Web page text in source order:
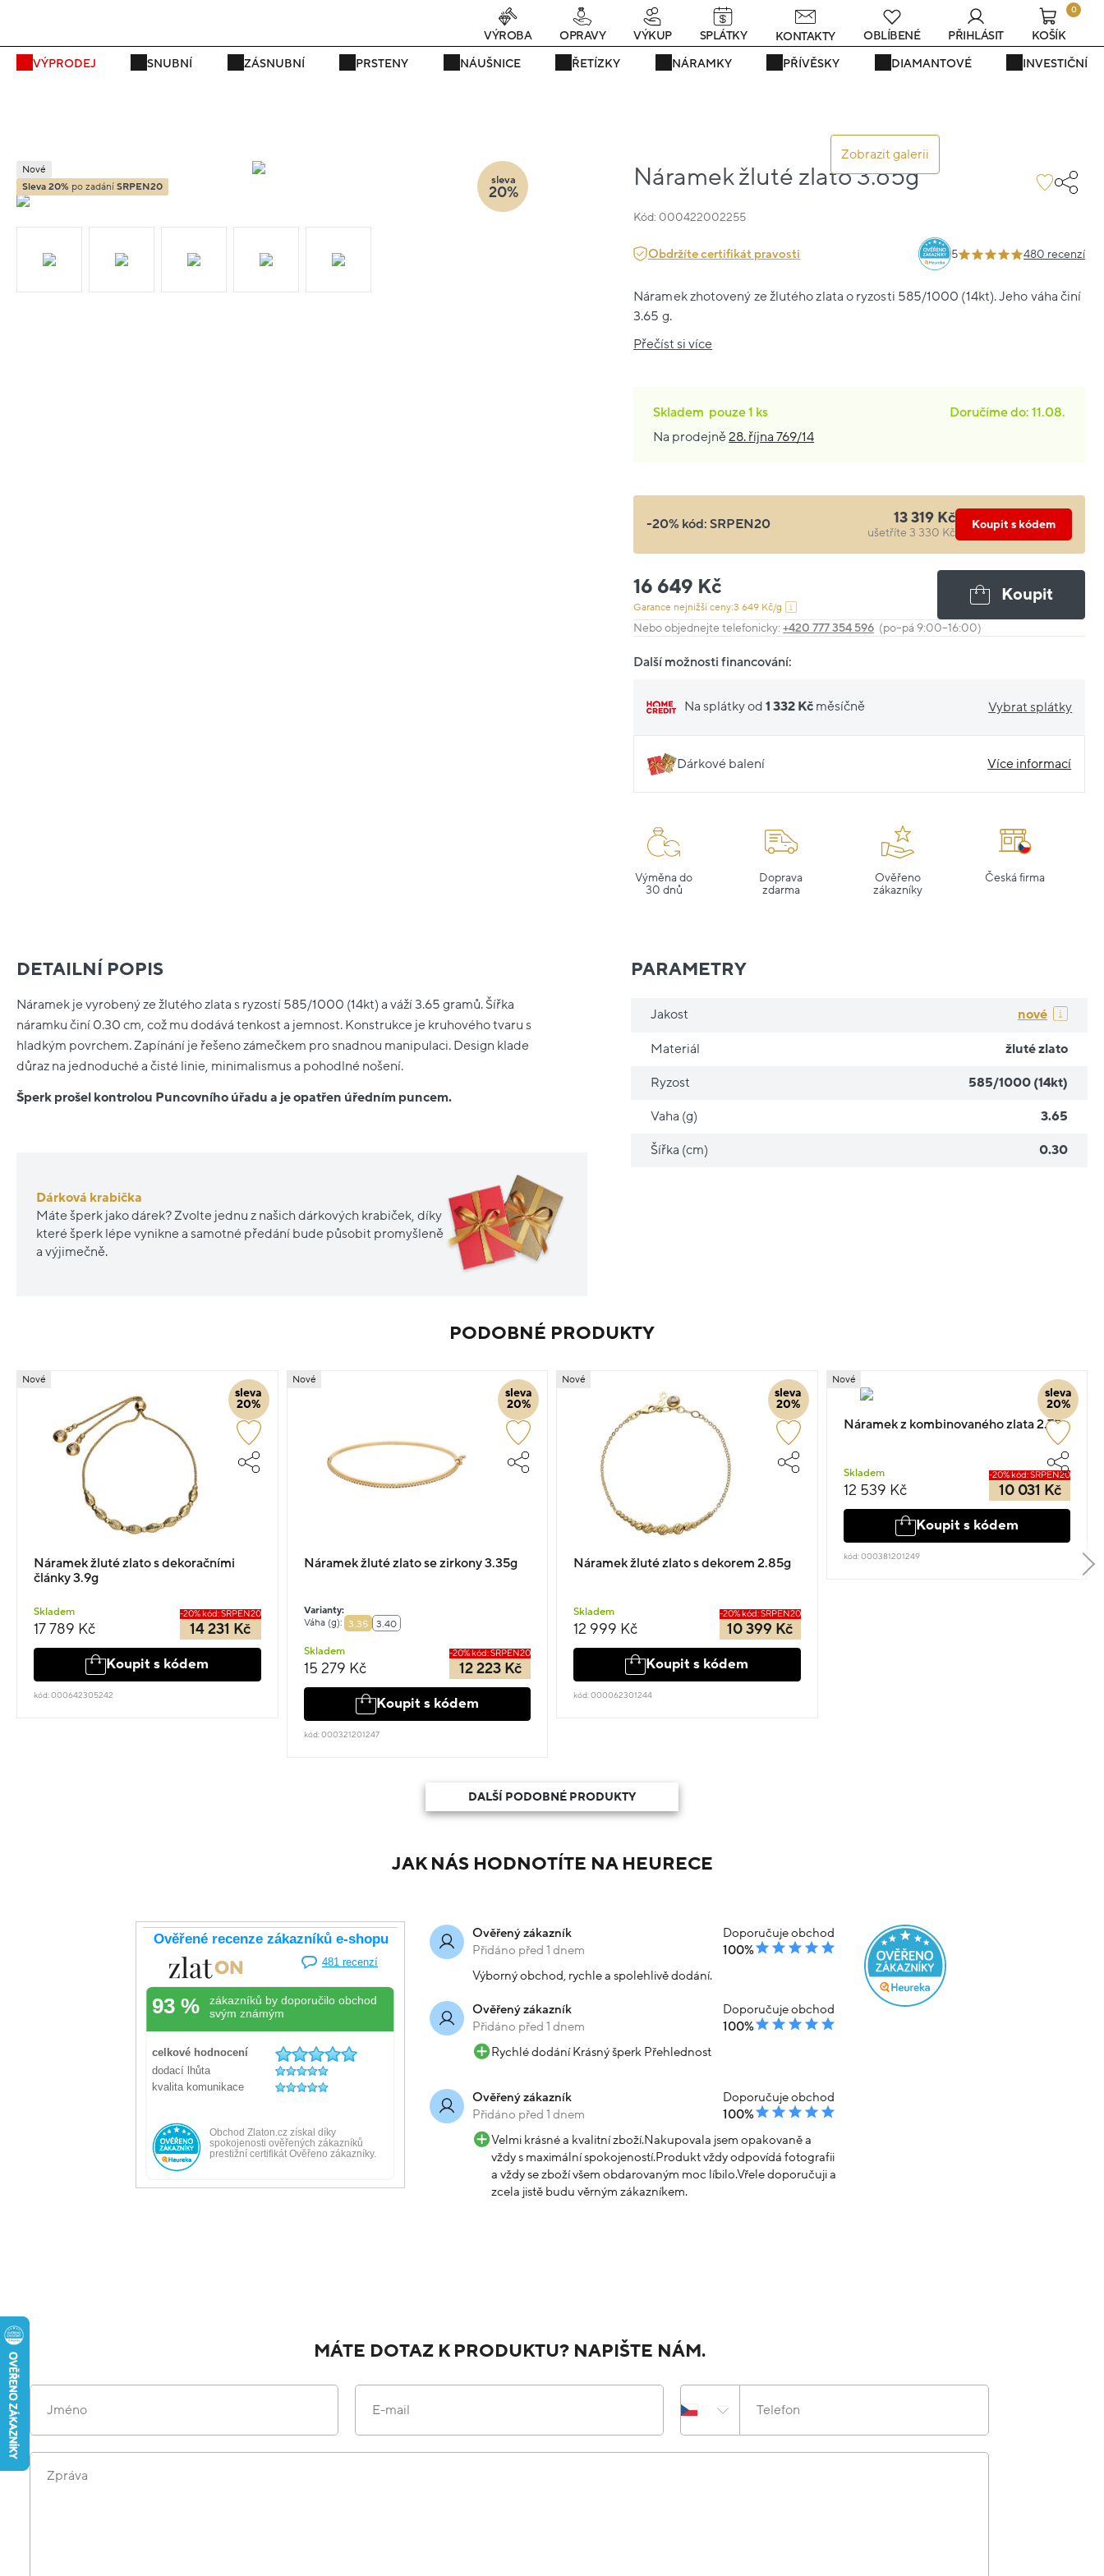
Právě teď! - 20 % na vše! Kód: SRPEN20 25 dní : 0h : 05m : 42s
VÝPRODEJ SNUBNÍ ZÁSNUBNÍ PRSTENY NÁUŠNICE ŘETÍZKY NÁRAMKY PŘÍVĚSKY DIAMANTOVÉ INVESTIČNÍ
VÝROBA OPRAVY VÝKUP SPLÁTKY KONTAKTY OBLÍBENÉ PŘIHLÁSIT
0
KOŠÍK
Zobrazit galerii
Náramek žluté zlato 3.65g
Kód: 000422002255
Nové
Sleva 20% po zadání SRPEN20
sleva
20%
Obdržíte certifikát pravosti 5 480 recenzí
Náramek zhotovený ze žlutého zlata o ryzosti 585/1000 (14kt). Jeho váha činí
3.65 g.
Přečíst si více
Skladem pouze1 ks
Doručíme do: 11.08.
Na prodejně28. října 769/14
-20% kód:SRPEN20 13 319 Kč
ušetříte 3 330 Kč
Koupit s kódem
16 649 Kč
Garance nejnižší ceny:3 649 Kč/g
Koupit
Nebo objednejte telefonicky:+420 777 354 596 (po–pá 9:00–16:00)
Další možnosti financování:
Na splátky od1 332 Kč měsíčně Vybrat splátky
Dárkové balení Více informací
Výměna do
30 dnů
Doprava
zdarma
Ověřeno
zákazníky
Česká firma
DETAILNÍ POPIS
Náramek je vyrobený ze žlutého zlata s ryzostí 585/1000 (14kt) a váží 3.65 gramů. Šířka
náramku činí 0.30 cm, což mu dodává tenkost a jemnost. Konstrukce je kruhového tvaru s
hladkým povrchem. Zapínání je řešeno zámečkem pro snadnou manipulaci. Design klade
důraz na jednoduché a čisté linie, minimalismus a pohodlné nošení.
Šperk prošel kontrolou Puncovního úřadu a je opatřen úředním puncem.
Dárková krabička
Máte šperk jako dárek? Zvolte jednu z našich dárkových krabiček, díky
které šperk lépe vynikne a samotné předání bude působit promyšleně
a výjimečně.
PARAMETRY
Jakost nové
Materiál žluté zlato
Ryzost 585/1000 (14kt)
Vaha (g) 3.65
Šířka (cm) 0.30
PODOBNÉ PRODUKTY
sleva
20%
Nové
Náramek žluté zlato s dekoračními
články 3.9g
Skladem
17 789 Kč
-20% kód: SRPEN20
14 231 Kč
Koupit s kódem
kód: 000642305242
sleva
20%
Nové
Náramek žluté zlato se zirkony 3.35g
Varianty:
Váha (g):
3.35 3.40
Skladem
15 279 Kč
-20% kód: SRPEN20
12 223 Kč
Koupit s kódem
kód: 000321201247
sleva
20%
Nové
Náramek žluté zlato s dekorem 2.85g
Skladem
12 999 Kč
-20% kód: SRPEN20
10 399 Kč
Koupit s kódem
kód: 000062301244
sleva
20%
Nové
Náramek z kombinovaného zlata 2.75g
Skladem
12 539 Kč
-20% kód: SRPEN20
10 031 Kč
Koupit s kódem
kód: 000381201249
DALŠÍ PODOBNÉ PRODUKTY
JAK NÁS HODNOTÍTE NA HEURECE
Ověřený zákazník
Přidáno před 1 dnem
Doporučuje obchod
100%
Výborný obchod, rychle a spolehlivě dodání.
Ověřený zákazník
Přidáno před 1 dnem
Doporučuje obchod
100%
Rychlé dodání Krásný šperk Přehlednost
Ověřený zákazník
Přidáno před 1 dnem
Doporučuje obchod
100%
Velmi krásné a kvalitní zboží.Nakupovala jsem opakovaně a
vždy s maximální spokojeností.Produkt vždy odpovídá fotografii
a vždy se zboží všem obdarovaným moc líbilo.Vřele doporučuji a
zcela jistě budu věrným zákazníkem.
MÁTE DOTAZ K PRODUKTU? NAPIŠTE NÁM.
Jméno E-mail Telefon
Zpráva